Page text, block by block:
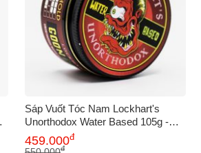
Sáp Vuốt Tóc Nam Lockhart's
Unorthodox Water Based 105g -
Giữ Nếp Chắc Chắn, Dưỡng Tóc
Khỏe Mạnh, Dễ Gội Rửa
459.000đ
đ